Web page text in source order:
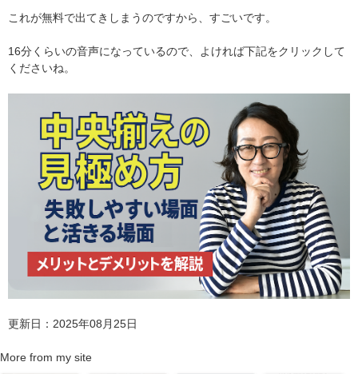
これが無料で出てきしまうのですから、すごいです。
16分くらいの音声になっているので、よければ下記をクリックして
くださいね。
更新日：2025年08月25日
More from my site